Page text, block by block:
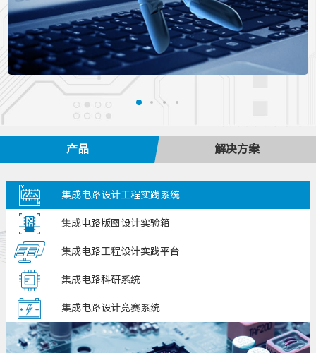
竞赛平台
产品 解决方案
集成电路设计工程实践系统
集成电路版图设计实验箱
集成电路工程设计实践平台
集成电路科研系统
集成电路设计竞赛系统
PCB设计实验箱